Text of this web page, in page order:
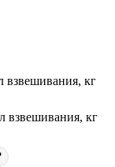
взвешивания, кг
взвешивания, кг